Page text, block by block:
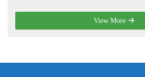
View More